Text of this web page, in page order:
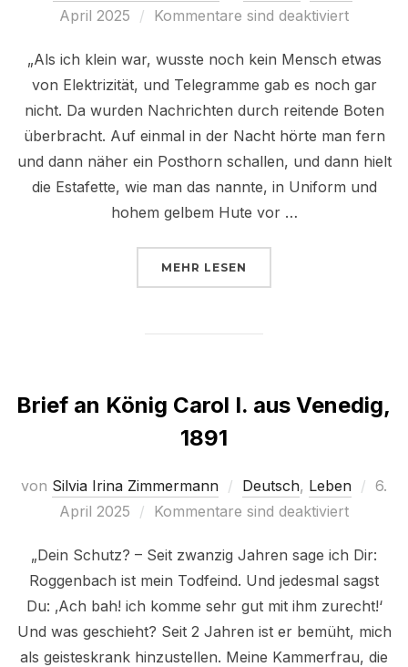
April 2025
Kommentare sind deaktiviert
„Als ich klein war, wusste noch kein Mensch etwas
von Elektrizität, und Telegramme gab es noch gar
nicht. Da wurden Nachrichten durch reitende Boten
überbracht. Auf einmal in der Nacht hörte man fern
und dann näher ein Posthorn schallen, und dann hielt
die Estafette, wie man das nannte, in Uniform und
hohem gelbem Hute vor …
MEHR ÜBER „ALS ICH KLEIN WAR
LESEN
Brief an König Carol I. aus Venedig,
1891
von Silvia Irina Zimmermann Deutsch, Leben
6.
April 2025
Kommentare sind deaktiviert
„Dein Schutz? – Seit zwanzig Jahren sage ich Dir:
Roggenbach ist mein Todfeind. Und jedesmal sagst
Du: ‚Ach bah! ich komme sehr gut mit ihm zurecht!‘
Und was geschieht? Seit 2 Jahren ist er bemüht, mich
als geisteskrank hinzustellen. Meine Kammerfrau, die